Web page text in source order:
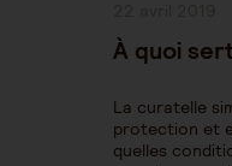
À quoi
La curatelle
protection et
quelles